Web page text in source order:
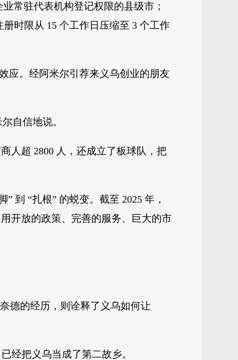
常驻代表机构登记权限的县级市；
时限从 15 个工作日压缩至 3 个工作
应。经阿米尔引荐来义乌创业的朋友
自信地说。
人超 2800 人，还成立了板球队，把
到 “扎根” 的蜕变。截至 2025 年，
开放的政策、完善的服务、巨大的市
德的经历，则诠释了义乌如何让
经把义乌当成了第二故乡。